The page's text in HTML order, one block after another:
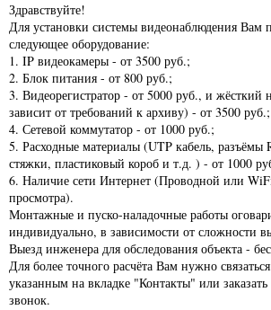
Здравствуйте!
Для установки системы видеонаблюдения Вам
следующее оборудование:
1. IP видеокамеры - от 3500 руб.;
2. Блок питания - от 800 руб.;
3. Видеорегистратор - от 5000 руб., и жёсткий
зависит от требований к архиву) - от 3500 руб.;
4. Сетевой коммутатор - от 1000 руб.;
5. Расходные материалы (UTP кабель, разъёмы
стяжки, пластиковый короб и т.д. ) - от 1000
6. Наличие сети Интернет (Проводной или
просмотра).
Монтажные и пуско-наладочные работы
индивидуально, в зависимости от сложности
Выезд инженера для обследования объекта -
Для более точного расчёта Вам нужно
указанным на вкладке "Контакты" или
звонок.